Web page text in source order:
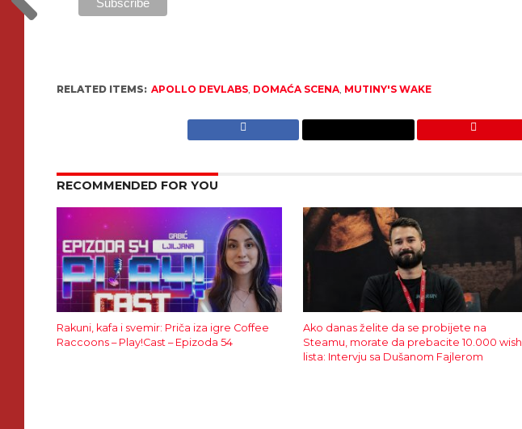
RELATED ITEMS: APOLLO DEVLABS DOMAĆA SCENA MUTINY'S WAKE
RECOMMENDED FOR YOU
Rakuni, kafa i svemir: Priča iza igre Coffee
Raccoons – Play!Cast – Epizoda 54
Ako danas želite da se probijete na
Steamu, morate da prebacite 10.000 wish
lista: Intervju sa Dušanom Fajlerom